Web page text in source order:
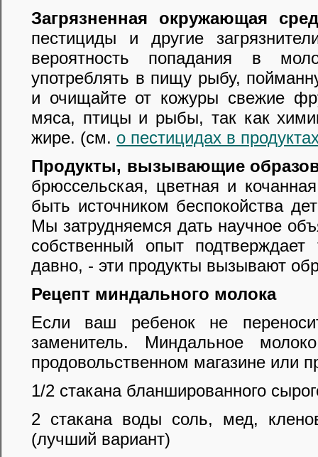
Загрязненная окружающая
пестициды и другие
вероятность попадания в
употреблять в пищу рыбу,
и очищайте от кожуры свежие
мяса, птицы и рыбы, так как
жире. (см. о пестицидах в
Продукты, вызывающие
брюссельская, цветная и
быть источником беспокойства
Мы затрудняемся дать научное
собственный опыт
давно, - эти продукты вызывают
Рецепт миндального молока
Если ваш ребенок не
заменитель. Миндальное
продовольственном магазине или
1/2 стакана бланшированного
2 стакана воды соль, мед,
(лучший вариант)